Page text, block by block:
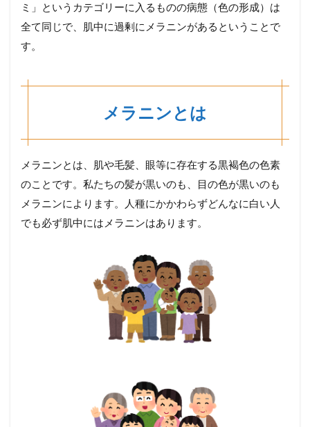
ミ」というカテゴリーに入るものの病態（色の形成）は
全て同じで、肌中に過剰にメラニンがあるということで
す。
メラニンとは
メラニンとは、肌や毛髪、眼等に存在する黒褐色の色素
のことです。私たちの髪が黒いのも、目の色が黒いのも
メラニンによります。人種にかかわらずどんなに白い人
でも必ず肌中にはメラニンはあります。